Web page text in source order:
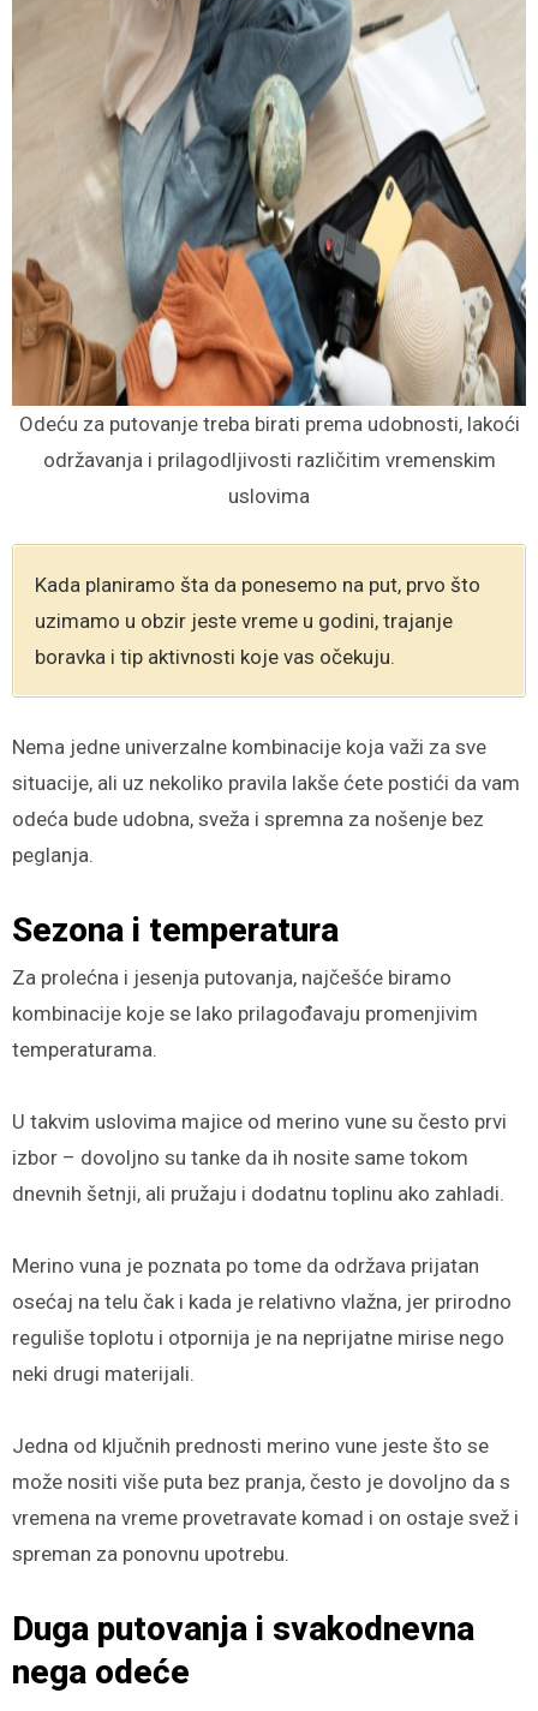
Odeću za putovanje treba birati prema udobnosti, lakoći
održavanja i prilagodljivosti različitim vremenskim
uslovima
Kada planiramo šta da ponesemo na put, prvo što
uzimamo u obzir jeste vreme u godini, trajanje
boravka i tip aktivnosti koje vas očekuju.
Nema jedne univerzalne kombinacije koja važi za sve
situacije, ali uz nekoliko pravila lakše ćete postići da vam
odeća bude udobna, sveža i spremna za nošenje bez
peglanja.
Sezona i temperatura
Za prolećna i jesenja putovanja, najčešće biramo
kombinacije koje se lako prilagođavaju promenjivim
temperaturama.
U takvim uslovima majice od merino vune su često prvi
izbor – dovoljno su tanke da ih nosite same tokom
dnevnih šetnji, ali pružaju i dodatnu toplinu ako zahladi.
Merino vuna je poznata po tome da održava prijatan
osećaj na telu čak i kada je relativno vlažna, jer prirodno
reguliše toplotu i otpornija je na neprijatne mirise nego
neki drugi materijali.
Jedna od ključnih prednosti merino vune jeste što se
može nositi više puta bez pranja, često je dovoljno da s
vremena na vreme provetravate komad i on ostaje svež i
spreman za ponovnu upotrebu.
Duga putovanja i svakodnevna
nega odeće